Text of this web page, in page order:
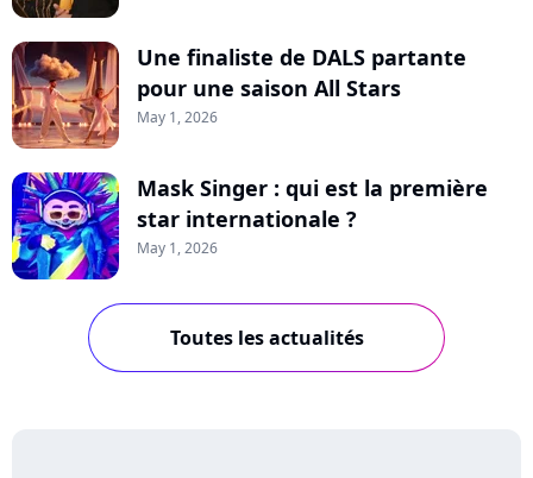
Une finaliste de DALS partante
pour une saison All Stars
May 1, 2026
Mask Singer : qui est la première
star internationale ?
May 1, 2026
Toutes les actualités